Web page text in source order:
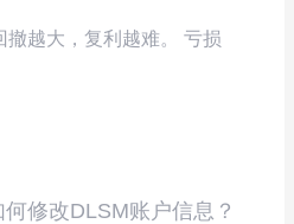
撤越大，复利越难。 亏损
修改DLSM账户信息？